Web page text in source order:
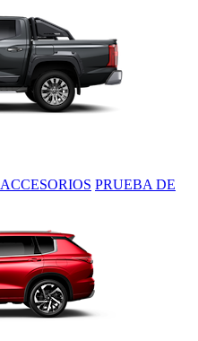
ACCESORIOS PRUEBA DE